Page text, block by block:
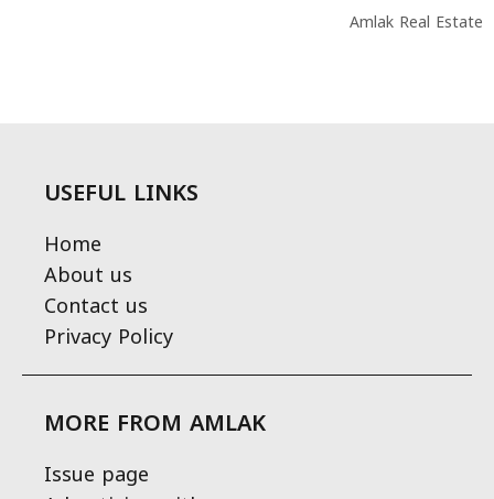
Amlak Real Estate
USEFUL LINKS
Home
About us
Contact us
Privacy Policy
MORE FROM AMLAK
Issue page